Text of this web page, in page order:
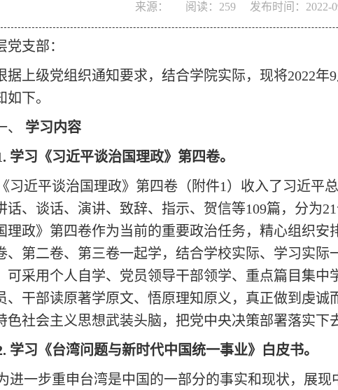
来源： 阅读： 259 发布时间：2022-
党支部：
据上级党组织通知要求，结合学院实际，现将2022年9
如下。
、 学习内容
学习《习近平谈治国理政》第四卷。
《习近平谈治国理政》第四卷（附件1）收入了习近平
话、谈话、演讲、致辞、指示、贺信等109篇，分为
理政》第四卷作为当前的重要政治任务，精心组织
、第二卷、第三卷一起学，结合学校实际、 学习实际
可采用个人自学、党员领导干部领学、重点篇目集
、干部读原著学原文、悟原理知原义，真正做到虔诚
色社会主义思想武装头脑，把党中央决策部署落实
学习《台湾问题与新时代中国统一事业》白皮书。
进一步重申台湾是中国的一部分的事实和现状，展